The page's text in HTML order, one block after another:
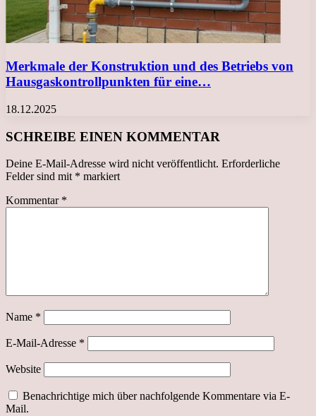
Merkmale der Konstruktion und des Betriebs von
Hausgaskontrollpunkten für eine…
18.12.2025
SCHREIBE EINEN KOMMENTAR
Deine E-Mail-Adresse wird nicht veröffentlicht. Erforderliche
Felder sind mit * markiert
Kommentar *
Name *
E-Mail-Adresse *
Website
Benachrichtige mich über nachfolgende Kommentare via E-
Mail.